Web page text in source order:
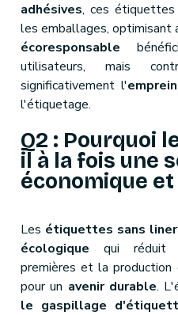
adhésives, ces
les emballages, optimisant
écoresponsable
utilisateurs, mais
significativement l'
l'étiquetage.
Q2 : Pourquoi
il à la fois une
économique
Les étiquettes sans liner
écologique qui réduit
premières et la production
pour un avenir durable.
le gaspillage